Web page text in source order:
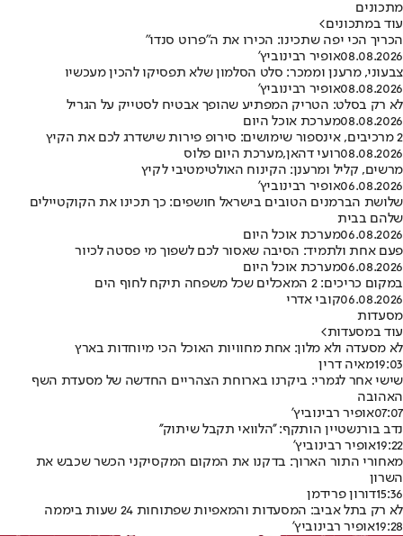
מתכונים
עוד במתכונים>
הכריך הכי יפה שתכינו: הכירו את ה"פרוט סנדו"
08.08.2026אופיר רבינוביץ'
צבעוני, מרענן וממכר: סלט הסלמון שלא תפסיקו להכין מעכשיו
08.08.2026אופיר רבינוביץ'
לא רק בסלט: הטריק המפתיע שהופך אבטיח לסטייק על הגריל
08.08.2026מערכת אוכל היום
2 מרכיבים, אינספור שימושים: סירופ פירות שישדרג לכם את הקיץ
08.08.2026רועי דהאן,מערכת היום פלוס
מרשים, קליל ומרענן: הקינוח האולטימטיבי לקיץ
06.08.2026אופיר רבינוביץ'
שלושת הברמנים הטובים בישראל חושפים: כך תכינו את הקוקטיילים
שלהם בבית
06.08.2026מערכת אוכל היום
פעם אחת ולתמיד: הסיבה שאסור לכם לשפוך מי פסטה לכיור
06.08.2026מערכת אוכל היום
במקום כריכים: 2 המאכלים שכל משפחה תיקח לחוף הים
06.08.2026קובי אדרי
מסעדות
עוד במסעדות>
לא מסעדה ולא מלון: אחת מחוויות האוכל הכי מיוחדות בארץ
19:03מאיה דרין
שישי אחר לגמרי: ביקרנו בארוחת הצהריים החדשה של מסעדת השף
האהובה
07:07אופיר רבינוביץ'
נדב בורנשטיין הותקף: ''הלוואי תקבל שיתוק''
19:22אופיר רבינוביץ'
מאחורי התור הארוך: בדקנו את המקום המקסיקני הכשר שכבש את
השרון
15:36דורון פרידמן
לא רק בתל אביב: המסעדות והמאפיות שפתוחות 24 שעות ביממה
19:28אופיר רבינוביץ'